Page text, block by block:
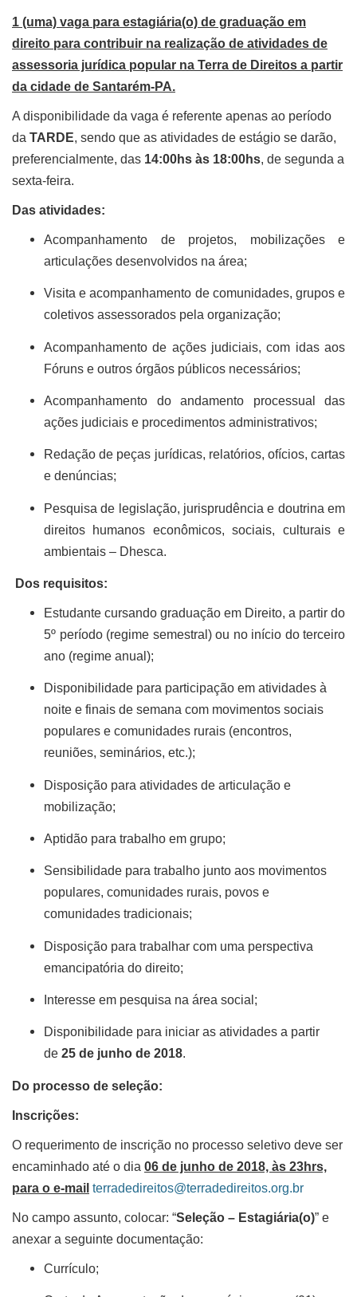
1 (uma) vaga para estagiária(o) de graduação em
direito para contribuir na realização de atividades de
assessoria jurídica popular na Terra de Direitos a partir
da cidade de Santarém-PA.
A disponibilidade da vaga é referente apenas ao período
da TARDE, sendo que as atividades de estágio se darão,
preferencialmente, das 14:00hs às 18:00hs, de segunda a
sexta-feira.
Das atividades:
Acompanhamento de projetos, mobilizações e
articulações desenvolvidos na área;
Visita e acompanhamento de comunidades, grupos e
coletivos assessorados pela organização;
Acompanhamento de ações judiciais, com idas aos
Fóruns e outros órgãos públicos necessários;
Acompanhamento do andamento processual das
ações judiciais e procedimentos administrativos;
Redação de peças jurídicas, relatórios, ofícios, cartas
e denúncias;
Pesquisa de legislação, jurisprudência e doutrina em
direitos humanos econômicos, sociais, culturais e
ambientais – Dhesca.
Dos requisitos:
Estudante cursando graduação em Direito, a partir do
5º período (regime semestral) ou no início do terceiro
ano (regime anual);
Disponibilidade para participação em atividades à
noite e finais de semana com movimentos sociais
populares e comunidades rurais (encontros,
reuniões, seminários, etc.);
Disposição para atividades de articulação e
mobilização;
Aptidão para trabalho em grupo;
Sensibilidade para trabalho junto aos movimentos
populares, comunidades rurais, povos e
comunidades tradicionais;
Disposição para trabalhar com uma perspectiva
emancipatória do direito;
Interesse em pesquisa na área social;
Disponibilidade para iniciar as atividades a partir
de 25 de junho de 2018.
Do processo de seleção:
Inscrições:
O requerimento de inscrição no processo seletivo deve ser
encaminhado até o dia 06 de junho de 2018, às 23hrs,
para o e-mail terradedireitos@terradedireitos.org.br
No campo assunto, colocar: “Seleção – Estagiária(o)” e
anexar a seguinte documentação:
Currículo;